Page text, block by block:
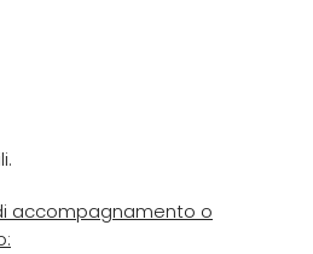
accompagnamento o